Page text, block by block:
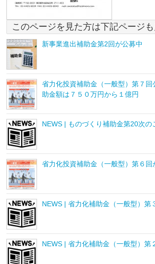
このページを見た方は下記ページ
新事業進出補助金第2回が公募中
省力化投資補助金（一般型）第７
助金額は７５０万円から１億円
NEWS | ものづくり補助金第20次の
省力化投資補助金（一般型）第６回
NEWS | 省力化補助金（一般型）第
NEWS | 省力化補助金（一般型）第